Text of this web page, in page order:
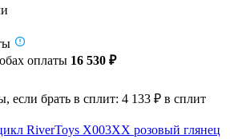
оплаты 16 530 ₽
если брать в сплит: 4 133 ₽ в сплит
RiverToys X003XX розовый глянец